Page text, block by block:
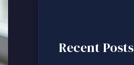
Recent Posts